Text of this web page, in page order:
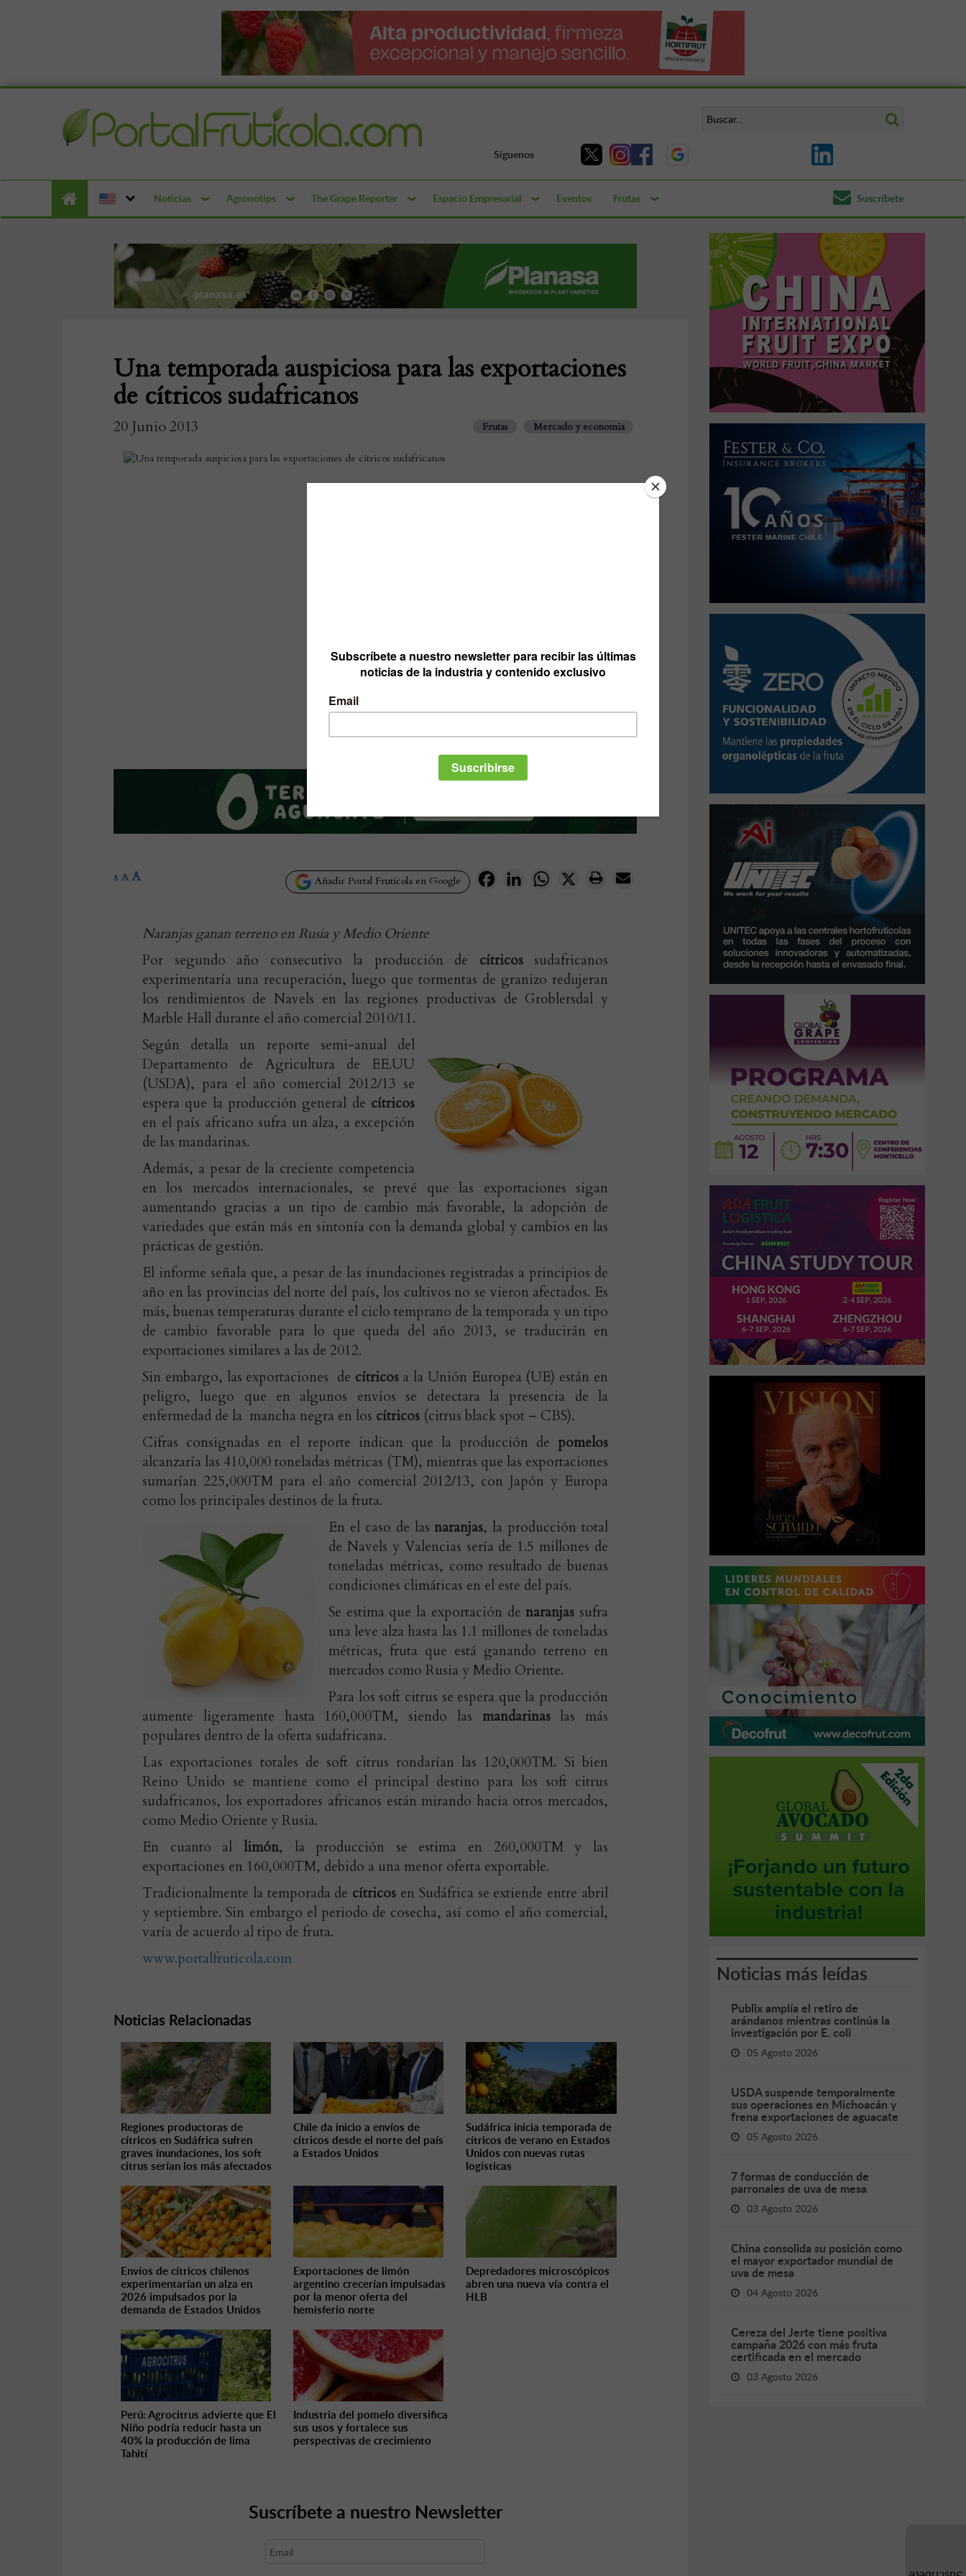
Síguenos
Noticias Agronotips The Grape Reporter Espacio Empresarial Eventos Frutas Suscríbete
Una temporada auspiciosa para las exportaciones
de cítricos sudafricanos
20 Junio 2013 Frutas Mercado y economia
Añadir Portal Frutícola en Google FacebookLinkedInWhatsApp
X
A A A
Naranjas ganan terreno en Rusia y Medio Oriente
Por segundo año consecutivo la producción de cítricossudafricanos
experimentaría una recuperación, luego que tormentas de granizo redujeran
los rendimientos de Navels en las regiones productivas de Groblersdal y
Marble Hall durante el año comercial 2010/11.
Según detalla un reporte semi-anual del
Departamento de Agricultura de EE.UU
(USDA), para el año comercial 2012/13 se
espera que la producción general de cítricos
en el país africano sufra un alza, a excepción
de las mandarinas.
Además, a pesar de la creciente competencia
en los mercados internacionales, se prevé que las exportaciones sigan
aumentando gracias a un tipo de cambio más favorable, la adopción de
variedades que están más en sintonía con la demanda global y cambios en las
prácticas de gestión.
El informe señala que, a pesar de las inundaciones registradas a principios de
año en las provincias del norte del país, los cultivos no se vieron afectados. Es
más, buenas temperaturas durante el ciclo temprano de la temporada y un tipo
de cambio favorable para lo que queda del año 2013, se traducirán en
exportaciones similares a las de 2012.
Sin embargo, las exportaciones de cítricosa la Unión Europea (UE) están en
peligro, luego que en algunos envíos se detectara la presencia de la
enfermedad de la mancha negra en los cítricos (citrus black spot – CBS).
Cifras consignadas en el reporte indican que la producción de pomelos
alcanzaría las 410,000 toneladas métricas (TM), mientras que las exportaciones
sumarían 225,000TM para el año comercial 2012/13, con Japón y Europa
como los principales destinos de la fruta.
En el caso de las naranjas, la producción total
de Navels y Valencias sería de 1.5 millones de
toneladas métricas, como resultado de buenas
condiciones climáticas en el este del país.
Se estima que la exportación de naranjas sufra
una leve alza hasta las 1.1 millones de toneladas
métricas, fruta que está ganando terreno en
mercados como Rusia y Medio Oriente.
Para los soft citrus se espera que la producción
aumente ligeramente hasta 160,000TM, siendo las mandarinaslas más
populares dentro de la oferta sudafricana.
Las exportaciones totales de soft citrus rondarían las 120,000TM. Si bien
Reino Unido se mantiene como el principal destino para los soft citrus
sudafricanos, los exportadores africanos están mirando hacia otros mercados,
como Medio Oriente y Rusia.
En cuanto al limón, la producción se estima en 260,000TM y las
exportaciones en 160,000TM, debido a una menor oferta exportable.
Tradicionalmente la temporada de cítricos en Sudáfrica se extiende entre abril
y septiembre. Sin embargo el periodo de cosecha, así como el año comercial,
varía de acuerdo al tipo de fruta.
www.portalfruticola.com
Noticias Relacionadas
Regiones productoras de
cítricos en Sudáfrica sufren
graves inundaciones, los soft
citrus serían los más afectados
Chile da inicio a envíos de
cítricos desde el norte del país
a Estados Unidos
Sudáfrica inicia temporada de
cítricos de verano en Estados
Unidos con nuevas rutas
logísticas
Envíos de cítricos chilenos
experimentarían un alza en
2026 impulsados por la
demanda de Estados Unidos
Exportaciones de limón
argentino crecerían impulsadas
por la menor oferta del
hemisferio norte
Depredadores microscópicos
abren una nueva vía contra el
HLB
Perú: Agrocitrus advierte que El
Niño podría reducir hasta un
40% la producción de lima
Tahití
Industria del pomelo diversifica
sus usos y fortalece sus
perspectivas de crecimiento
Suscríbete a nuestro Newsletter
Noticias más leídas
Publix amplía el retiro de
arándanos mientras continúa la
investigación por E. coli
05 Agosto 2026
USDA suspende temporalmente
sus operaciones en Michoacán y
frena exportaciones de aguacate
05 Agosto 2026
7 formas de conducción de
parronales de uva de mesa
03 Agosto 2026
China consolida su posición como
el mayor exportador mundial de
uva de mesa
04 Agosto 2026
Cereza del Jerte tiene positiva
campaña 2026 con más fruta
certificada en el mercado
03 Agosto 2026